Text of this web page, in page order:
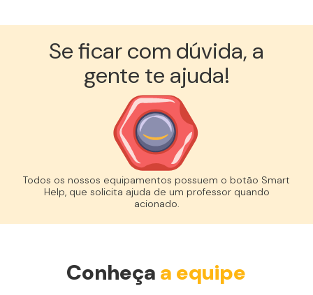
Se ficar com dúvida, a
gente te ajuda!︎
Todos os nossos equipamentos possuem o botão Smart
Help, que solicita ajuda de um professor quando
acionado.
Conheça a equipe